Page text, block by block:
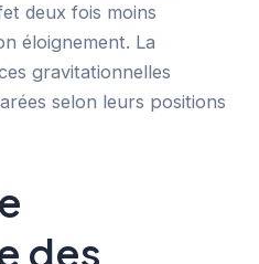
deux fois moins
éloignement. La
gravitationnelles
selon leurs positions
des